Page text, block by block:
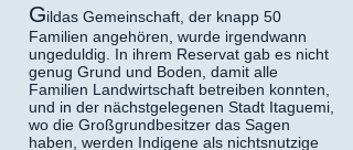
Gildas Gemeinschaft, der knapp 50
Familien angehören, wurde irgendwann
ungeduldig. In ihrem Reservat gab es nicht
genug Grund und Boden, damit alle
Familien Landwirtschaft betreiben konnten,
und in der nächstgelegenen Stadt Itaguemi,
wo die Großgrundbesitzer das Sagen
haben, werden Indigene als nichtsnutzige